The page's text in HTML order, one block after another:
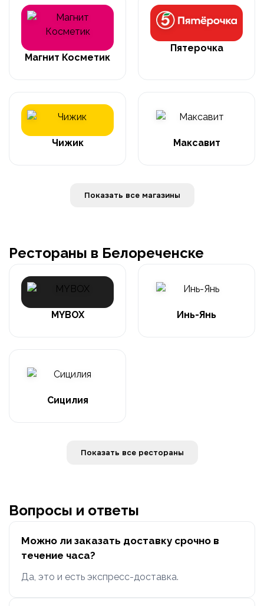
Магнит Косметик
Пятерочка
Чижик Максавит
Показать все магазины
Рестораны в Белореченске
MYBOX Инь-Янь
Сицилия
Показать все рестораны
Вопросы и ответы
Можно ли заказать доставку срочно в
течение часа?
Да, это и есть экспресс-доставка.